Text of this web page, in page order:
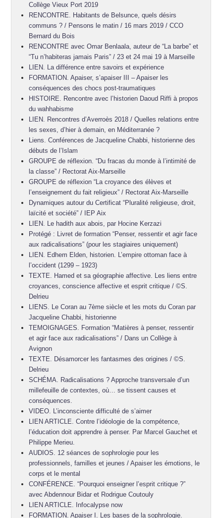
Collège Vieux Port 2019
RENCONTRE. Habitants de Belsunce, quels désirs
communs ? / Pensons le matin / 16 mars 2019 / CCO
Bernard du Bois
RENCONTRE avec Omar Benlaala, auteur de “La barbe” et
“Tu n’habiteras jamais Paris” / 23 et 24 mai 19 à Marseille
LIEN. La différence entre savoirs et expérience
FORMATION. Apaiser, s’apaiser III – Apaiser les
conséquences des chocs post-traumatiques
HISTOIRE. Rencontre avec l’historien Daoud Riffi à propos
du wahhabisme
LIEN. Rencontres d’Averroès 2018 / Quelles relations entre
les sexes, d’hier à demain, en Méditerranée ?
Liens. Conférences de Jacqueline Chabbi, historienne des
débuts de l’Islam
GROUPE de réflexion. “Du fracas du monde à l’intimité de
la classe” / Rectorat Aix-Marseille
GROUPE de réflexion “La croyance des élèves et
l’enseignement du fait religieux” / Rectorat Aix-Marseille
Dynamiques autour du Certificat “Pluralité religieuse, droit,
laïcité et société” / IEP Aix
LIEN. Le hadith aux abois, par Hocine Kerzazi
Protégé : Livret de formation “Penser, ressentir et agir face
aux radicalisations” (pour les stagiaires uniquement)
LIEN. Edhem Elden, historien. L’empire ottoman face à
l’occident (1299 – 1923)
TEXTE. Hamed et sa géographie affective. Les liens entre
croyances, conscience affective et esprit critique / ©S.
Delrieu
LIENS. Le Coran au 7ème siècle et les mots du Coran par
Jacqueline Chabbi, historienne
TEMOIGNAGES. Formation “Matières à penser, ressentir
et agir face aux radicalisations” / Dans un Collège à
Avignon
TEXTE. Désamorcer les fantasmes des origines / ©S.
Delrieu
SCHÉMA. Radicalisations ? Approche transversale d’un
millefeuille de contextes, où… se tissent causes et
conséquences.
VIDEO. L’inconsciente difficulté de s’aimer
LIEN ARTICLE. Contre l’idéologie de la compétence,
l’éducation doit apprendre à penser. Par Marcel Gauchet et
Philippe Merieu.
AUDIOS. 12 séances de sophrologie pour les
professionnels, familles et jeunes / Apaiser les émotions, le
corps et le mental
CONFÉRENCE. “Pourquoi enseigner l’esprit critique ?”
avec Abdennour Bidar et Rodrigue Coutouly
LIEN ARTICLE. Infocalypse now
FORMATION. Apaiser I. Les bases de la sophrologie.